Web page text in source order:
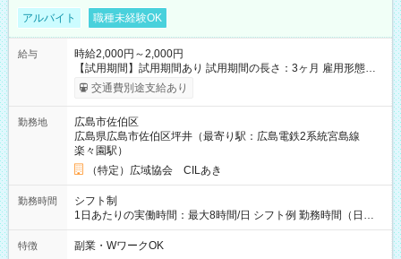
アルバイト 職種未経験OK
給与
時給2,000円～2,000円
【試用期間】試用期間あり 試用期間の長さ：3ヶ月 雇用形態、
給与は本採用時と同じです。
交通費別途支給あり
勤務地
広島市佐伯区
広島県広島市佐伯区坪井（最寄り駅：広島電鉄2系統宮島線
楽々園駅）
（特定）広域協会 CILあき
勤務時間
シフト制
1日あたりの実働時間：最大8時間/日 シフト例 勤務時間（日
勤）・8時～18時 （実働時間8時間 待機休憩2時間）（日勤1回
あたりの給与 2万円）
特徴 副業・WワークOK